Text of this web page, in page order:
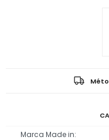
Marca Made in